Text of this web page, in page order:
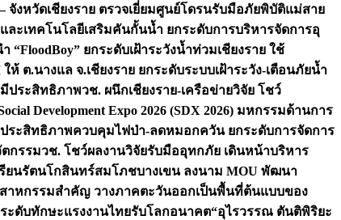
จังหวัดเชียงราย ตรวจเยี่ยมศูนย์โดรนรับมือภัยพิบัติแม่สาย
ะเทคโนโลยีเสริมคันกั้นน้ำ ยกระดับการบริหารจัดการอุ
“FloodBoy” ยกระดับเฝ้าระวังน้ำท่วมเชียงราย ใช้
ห้ ต.นางแล จ.เชียงราย ยกระดับระบบเฝ้าระวัง-เตือนภัยน้ำ
ประสิทธิภาพวช. ผนึกเชียงราย-เครือข่ายวิจัย โชว์
Development Expo 2026 (SDX 2026) มหกรรมด้านการ
ระสิทธิภาพควบคุมไฟป่า-ลดหมอกควัน ยกระดับการจัดการ
กรรมวช. โชว์ผลงานวิจัยรับมืออุทกภัย เดินหน้าบริหาร
ยนรัตนโกสินทร์สมโภชบางเขน ลงนาม MOU พัฒนา
าหกรรมสำคัญ วางภาคตะวันออกเป็นพื้นที่ต้นแบบของ
ระดับทักษะแรงงานไทยรับโลกอนาคต“อุไรวรรณ ตันติพิริยะ